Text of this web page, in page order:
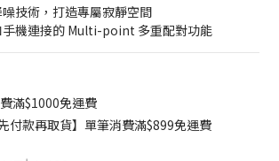
技術，打造專屬寂靜空間
機連接的 Multi-point 多重配對功能
滿$1000免運費
付款再取貨】單筆消費滿$899免運費